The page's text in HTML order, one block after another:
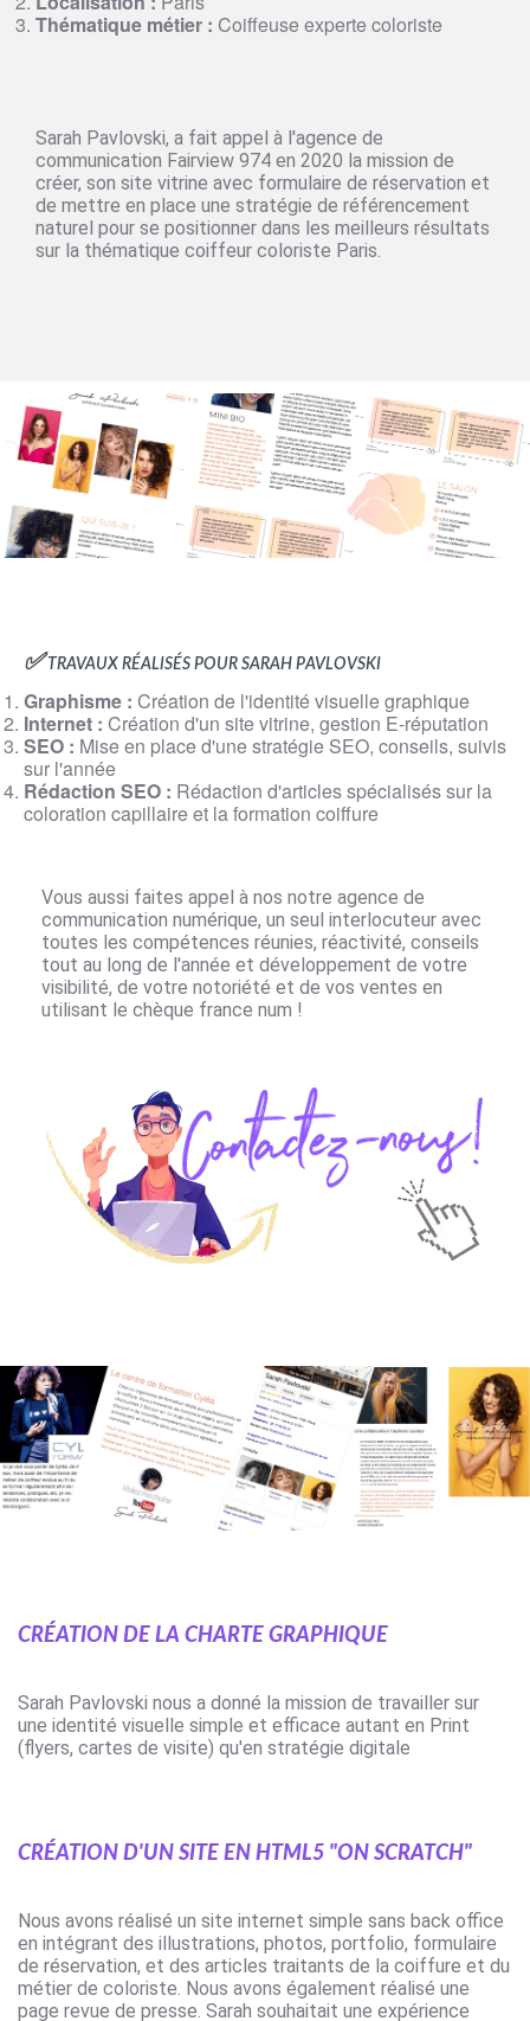
Thématique métier : Coiffeuse experte coloriste
Sarah Pavlovski, a fait appel à l'agence de
communication Fairview 974 en 2020 la mission de
créer, son site vitrine avec formulaire de réservation et
de mettre en place une stratégie de référencement
naturel pour se positionner dans les meilleurs résultats
sur la thématique coiffeur coloriste Paris.
✅ Travaux réalisés pour sarah Pavlovski
Graphisme : Création de l'identité visuelle graphique
Internet : Création d'un site vitrine, gestion E-réputation
SEO : Mise en place d'unestratégie SEO, conseils, suivis
sur l'année
Rédaction SEO : Rédaction d'articles spécialiséssur la
coloration capillaire et la formation coiffure
Vous aussi faites appel à nos notre agence de
communication numérique, un seul interlocuteur avec
toutes les compétences réunies, réactivité, conseils
tout au long de l'année et développement de votre
visibilité, de votre notoriété et de vos ventes en
utilisant le chèque france num !
Création de la charte graphique
Sarah Pavlovski nous a donné la mission de travailler sur
une identité visuelle simple et efficace autant en Print
(flyers, cartes de visite) qu'en stratégie digitale
Création d'un site en HTML5 "on scratch"
Nous avons réalisé un site internet simple sans back office
en intégrant des illustrations, photos, portfolio, formulaire
de réservation, et des articles traitants de la coiffure et du
métier de coloriste. Nous avons également réalisé une
page revue de presse. Sarah souhaitait une expérience